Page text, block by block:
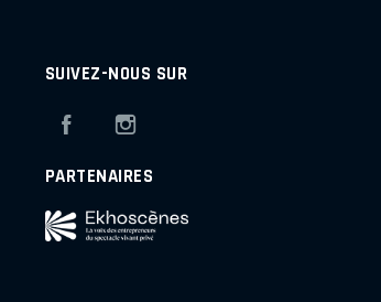
SUIVEZ-NOUS SUR
Facebook
PARTENAIRES